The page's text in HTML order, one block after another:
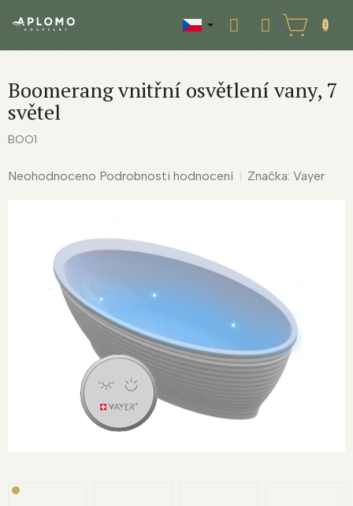
NÁKUPNÍ
KOŠÍK
Boomerang vnitřní osvětlení vany, 7
světel
BOO1
Průměrné
hvězdiček.
Neohodnoceno Podrobnosti hodnocení Značka: Vayer